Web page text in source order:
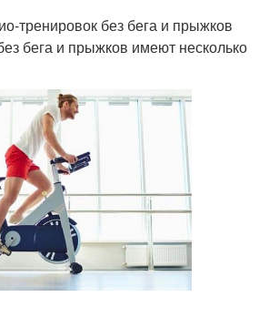
тренировок без бега и прыжков
бега и прыжков имеют несколько